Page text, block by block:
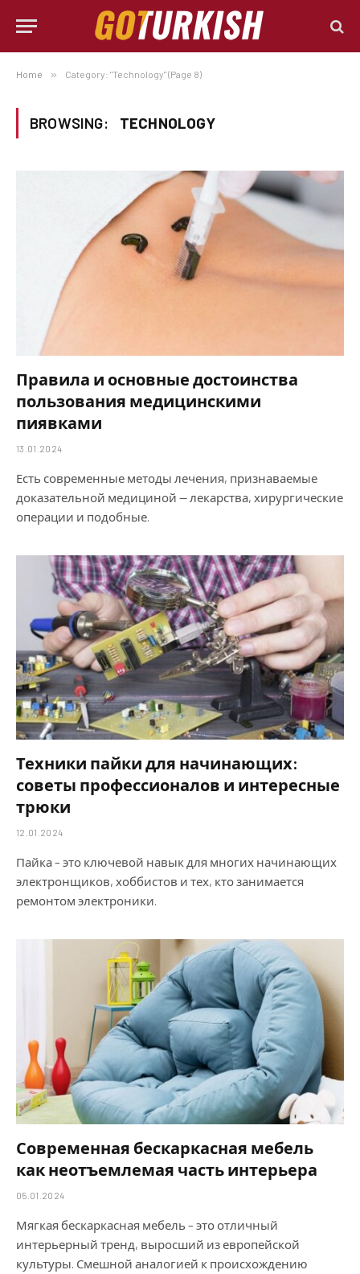
Home » Category: "Technology" (Page 8)
BROWSING: TECHNOLOGY
Правила и основные достоинства
пользования медицинскими
пиявками
13.01.2024
Есть современные методы лечения, признаваемые
доказательной медициной — лекарства, хирургические
операции и подобные.
Техники пайки для начинающих:
советы профессионалов и интересные
трюки
12.01.2024
Пайка – это ключевой навык для многих начинающих
электронщиков, хоббистов и тех, кто занимается
ремонтом электроники.
Современная бескаркасная мебель
как неотъемлемая часть интерьера
05.01.2024
Мягкая бескаркасная мебель – это отличный
интерьерный тренд, выросший из европейской
культуры. Смешной аналогией к происхождению